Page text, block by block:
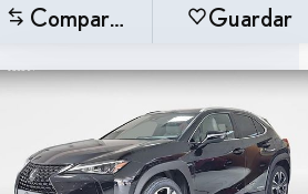
Comparar Guardar